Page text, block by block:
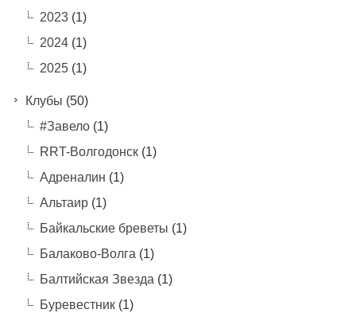
2023(1)
2024(1)
2025(1)
Клубы (50)
#Завело(1)
RRT-Волгодонск(1)
Адреналин (1)
Альтаир(1)
Байкальские бреветы (1)
Балаково-Волга(1)
Балтийская Звезда(1)
Буревестник(1)